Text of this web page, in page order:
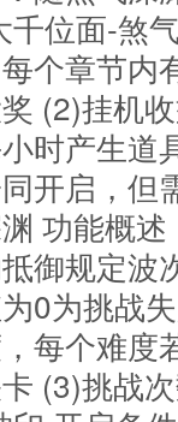
千位面-煞
个章节内
(2)挂机
小时产生
开启，但
功能概述
御规定波
0为挑战
每个难度
(3)挑战